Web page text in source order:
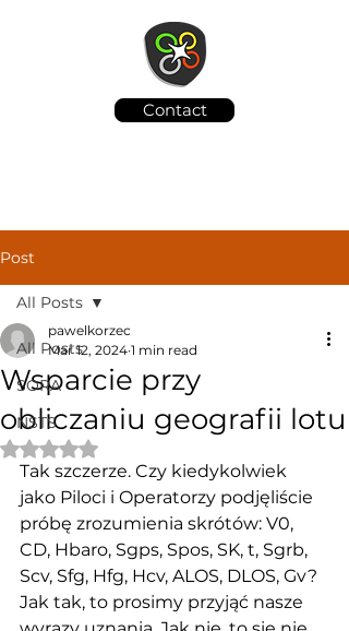
Contact
Post
All Posts
SORA
NSTS
All Posts
Wsparcie przy
obliczaniu geografii lotu
pawelkorzec
Mar 12, 2024 1 min read
Rated NaN out of 5 stars.
Tak szczerze. Czy kiedykolwiek
jako Piloci i Operatorzy podjęliście
próbę zrozumienia skrótów: V0,
CD, Hbaro, Sgps, Spos, SK, t, Sgrb,
Scv, Sfg, Hfg, Hcv, ALOS, DLOS, Gv?
Jak tak, to prosimy przyjąć nasze